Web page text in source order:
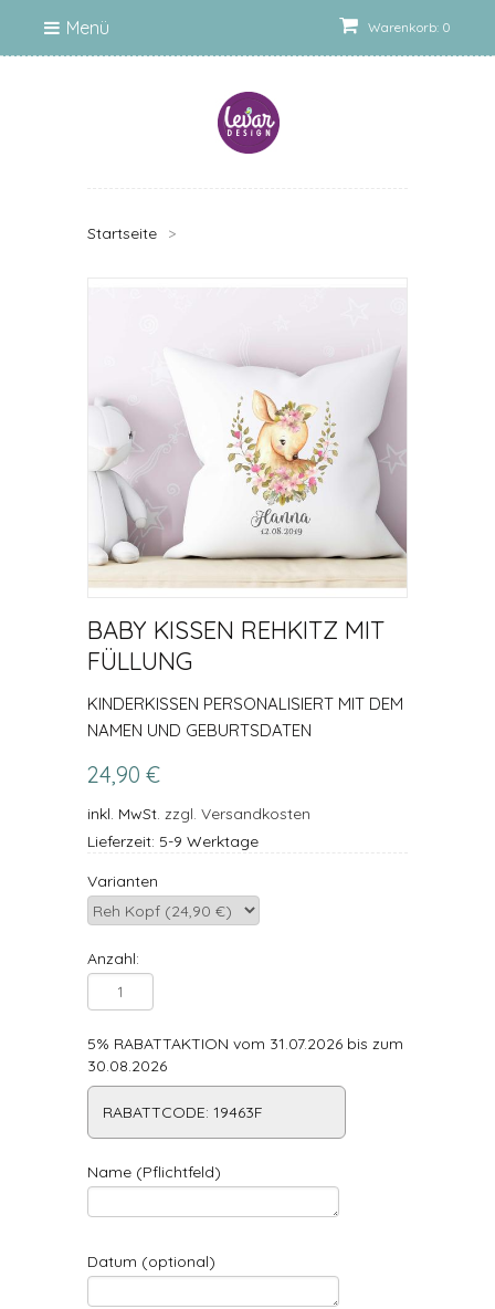
Warenkorb: 0
Menü
Startseite >
BABY KISSEN REHKITZ MIT
FÜLLUNG
KINDERKISSEN PERSONALISIERT MIT DEM
NAMEN UND GEBURTSDATEN
24,90 €
inkl. MwSt. zzgl. Versandkosten
Lieferzeit: 5-9 Werktage
Varianten
Anzahl:
5% RABATTAKTION vom 31.07.2026 bis zum
30.08.2026
RABATTCODE: 19463F
Name (Pflichtfeld)
Datum (optional)